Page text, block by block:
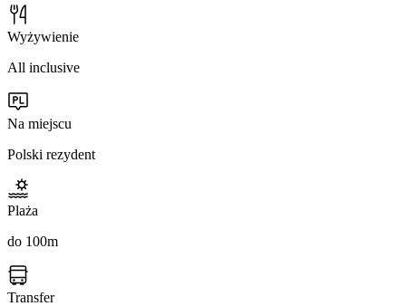
Wyżywienie
All inclusive
Na miejscu
Polski rezydent
Plaża
do 100m
Transfer